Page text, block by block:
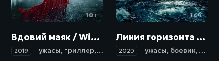
18+
Вдовий маяк / Widow's Point (2019)
2019 ужасы, триллер, драма,детектив
16+
Линия горизонта / Horizon Line (2020)
2020 ужасы, боевик,